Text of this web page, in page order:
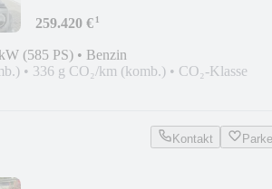
259.420 €¹
(585 PS) • Benzin
• 336 g CO₂/km (komb.) • CO₂-Klasse
Kontakt